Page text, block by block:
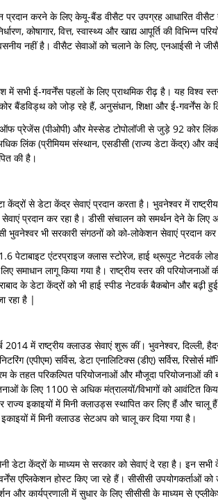
करने के लिए केयू-बैंड वीसैट पर उपग्रह आधारित वीसैट
कोषागार, वित्त, स्वास्थ्य और खाद्य आपूर्ति की
नहीं है। वीसैट सेवाओं को चलाने के लिए, एनआईसी ने
में सभी ई-गवर्नेंस पहलों के लिए प्राथमिक रीढ़ है। यह
को जोड़ रहे हैं, अनुसंधान, शिक्षा और ई-गवर्नेंस के
ऑफ प्रेजेंस (पीओपी) और मेस्सेड टोपोलॉजी से जुड़े 92 कोर
लिंक (प्रीमियम संस्थान, एसडीसी (राज्य डेटा केंद्र) और
की है।
केंद्रों से डेटा केंद्र सेवाएं प्रदान करता है। भुवनेश्वर में
प्रदान कर रहा है। डीसी संचालन को समर्थन देने के लिए
भी सरकारी संगठनों को को-लोकेशन सेवाएं प्रदान कर
1.6 पेटाबाइट एंटरप्राइज क्लास स्टोरेज, हाई थ्रूपुट
लागू किया गया है। राष्ट्रीय स्तर की परियोजनाओं
के डेटा केंद्रों को भी हाई स्पीड नेटवर्क बैकबोन और बढ़ी
रहा है |
में राष्ट्रीय क्लाउड सेवाएं शुरू कीं। भुवनेश्वर, दिल्ली,
(एपीएम) सर्विस, डेटा एनालिटिक्स (डीए) सर्विस,
के तहत परिकल्पित परियोजनाओं और मौजूदा
के लिए 1100 से अधिक मंत्रालयों/विभागों को आवंटित
इकाइयों में मिनी क्लाउड्स स्थापित कर लिए हैं और चालू
में मिनी क्लाउड सेटअप को चालू कर दिया गया है।
डेटा केंद्रों के माध्यम से सरकार को सेवाएं दे रहा है। इन
एप्लिकेशन होस्ट किए जा रहे हैं। सीसीसी
और कार्यप्रणाली में सुधार के लिए सीसीसी के माध्यम से